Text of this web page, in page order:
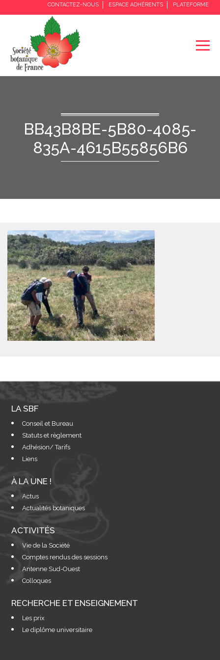
CONTACTEZ-NOUS ESPACE ADHÉRENTS PLATEFORME
BB43B8BE-5B80-4085-
835A-4615B55856B6
LA SBF
Conseil et Bureau
Statuts et règlement
Adhésion/ Tarifs
Liens
À LA UNE !
Actus
Actualités botaniques
ACTIVITÉS
Vie de la Société
Comptes rendus des sessions
Antenne Sud-Ouest
Colloques
RECHERCHE ET ENSEIGNEMENT
Les prix
Le diplôme universitaire